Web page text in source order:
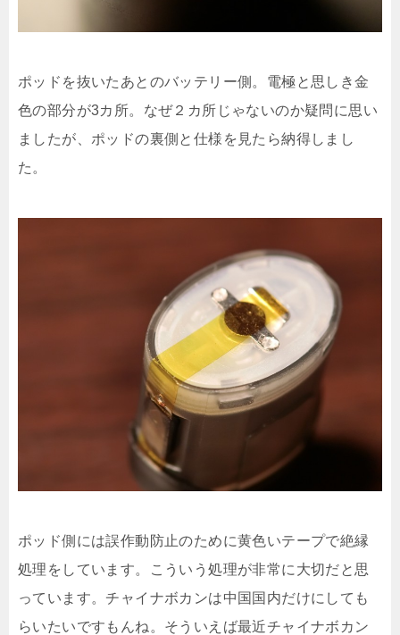
ポッドを抜いたあとのバッテリー側。電極と思しき金
色の部分が3カ所。なぜ２カ所じゃないのか疑問に思い
ましたが、ポッドの裏側と仕様を見たら納得しまし
た。
ポッド側には誤作動防止のために黄色いテープで絶縁
処理をしています。こういう処理が非常に大切だと思
っています。チャイナボカンは中国国内だけにしても
らいたいですもんね。そういえば最近チャイナボカン